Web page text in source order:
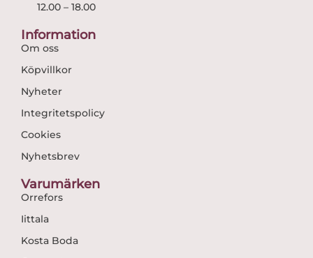
12.00 – 18.00
Information
Om oss
Köpvillkor
Nyheter
Integritetspolicy
Cookies
Nyhetsbrev
Varumärken
Orrefors
Iittala
Kosta Boda